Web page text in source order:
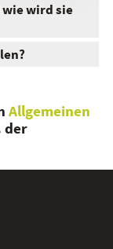
wird sie
Allgemeinen
der